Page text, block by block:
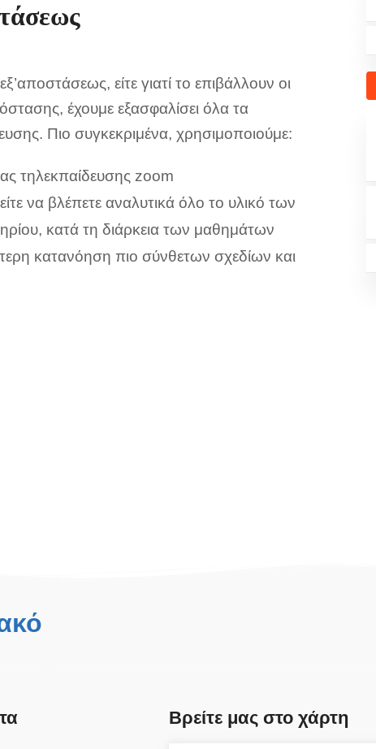
είτε γιατί το επιβάλλουν οι
έχουμε εξασφαλίσει όλα τα
Πιο συγκεκριμένα, χρησιμοποιούμε:
τηλεκπαίδευσης zoom
να βλέπετε αναλυτικά όλο το υλικό των
κατά τη διάρκεια των μαθημάτων
κατανόηση πιο σύνθετων σχεδίων και
Βρείτε μας στο χάρτη